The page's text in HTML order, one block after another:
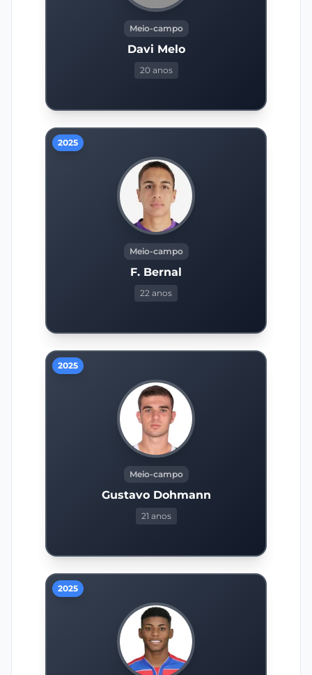
Meio-campo
Davi Melo
20 anos
2025
Meio-campo
F. Bernal
22 anos
2025
Meio-campo
Gustavo Dohmann
21 anos
2025